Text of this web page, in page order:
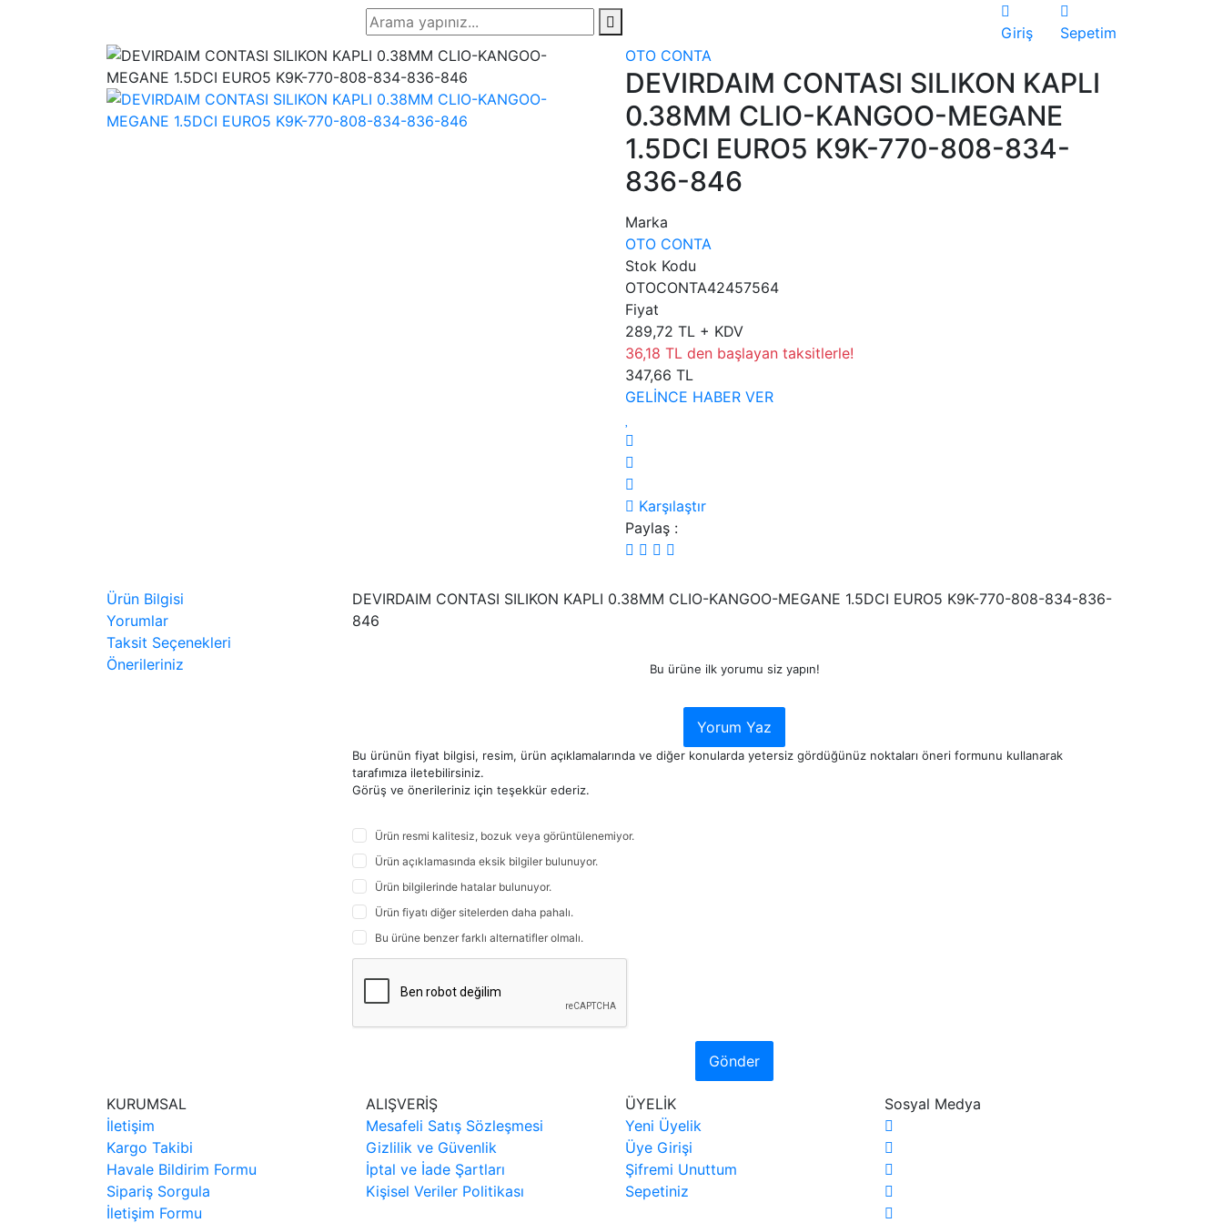
Giriş
Sepetim
OTO CONTA
DEVIRDAIM CONTASI SILIKON KAPLI
0.38MM CLIO-KANGOO-MEGANE
1.5DCI EURO5 K9K-770-808-834-
836-846
Marka
OTO CONTA
Stok Kodu
OTOCONTA42457564
Fiyat
289,72 TL + KDV
36,18 TL den başlayan taksitlerle!
347,66 TL
GELİNCE HABER VER
Karşılaştır
Paylaş :
Ürün Bilgisi
Yorumlar
Taksit Seçenekleri
Önerileriniz
DEVIRDAIM CONTASI SILIKON KAPLI 0.38MM CLIO-KANGOO-MEGANE 1.5DCI EURO5 K9K-770-808-834-836-
846
Bu ürüne ilk yorumu siz yapın!
Yorum Yaz
Bu ürünün fiyat bilgisi, resim, ürün açıklamalarında ve diğer konularda yetersiz gördüğünüz noktaları öneri formunu kullanarak
tarafımıza iletebilirsiniz.
Görüş ve önerileriniz için teşekkür ederiz.
Ürün resmi kalitesiz, bozuk veya görüntülenemiyor.
Ürün açıklamasında eksik bilgiler bulunuyor.
Ürün bilgilerinde hatalar bulunuyor.
Ürün fiyatı diğer sitelerden daha pahalı.
Bu ürüne benzer farklı alternatifler olmalı.
Gönder
KURUMSAL
İletişim
Kargo Takibi
Havale Bildirim Formu
Sipariş Sorgula
İletişim Formu
ALIŞVERİŞ
Mesafeli Satış Sözleşmesi
Gizlilik ve Güvenlik
İptal ve İade Şartları
Kişisel Veriler Politikası
ÜYELİK
Yeni Üyelik
Üye Girişi
Şifremi Unuttum
Sepetiniz
Sosyal Medya